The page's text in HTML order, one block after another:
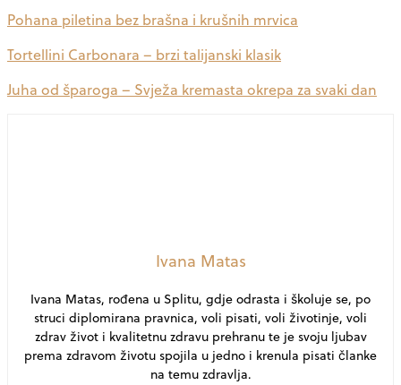
Pohana piletina bez brašna i krušnih mrvica
Tortellini Carbonara – brzi talijanski klasik
Juha od šparoga – Svježa kremasta okrepa za svaki dan
Ivana Matas
Ivana Matas, rođena u Splitu, gdje odrasta i školuje se, po
struci diplomirana pravnica, voli pisati, voli životinje, voli
zdrav život i kvalitetnu zdravu prehranu te je svoju ljubav
prema zdravom životu spojila u jedno i krenula pisati članke
na temu zdravlja.